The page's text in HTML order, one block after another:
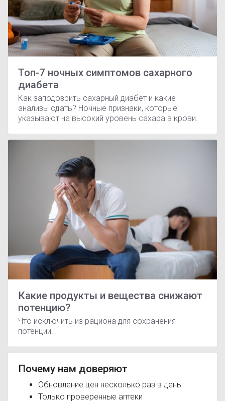
Топ-7 ночных симптомов сахарного
диабета
Как заподозрить сахарный диабет и какие
анализы сдать? Ночные признаки, которые
указывают на высокий уровень сахара в крови.
Какие продукты и вещества снижают
потенцию?
Что исключить из рациона для сохранения
потенции.
Почему нам доверяют
Обновление цен несколько раз в день
Только проверенные аптеки